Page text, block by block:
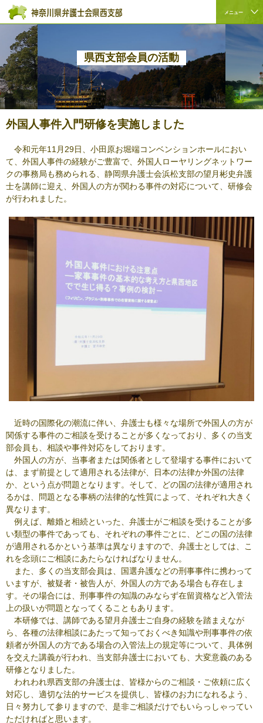
先
頭
で
す。
ャ
ン
プ
す
る。
サ
イ
ト
内
共
通
メ
ー
で
す。
共
通
メ
ニ
ュ
ー
を
飛
ば
す。
メニュー
ト
内
共
通
メ
ュ
こ
ま
で。
か
ら
本
文
で
県西支部会員の活動
外国人事件入門研修を実施しました
令和元年11月29日、小田原お堀端コンベンションホールにおい
て、外国人事件の経験がご豊富で、外国人ローヤリングネットワー
クの事務局も務められる、静岡県弁護士会浜松支部の望月彬史弁護
士を講師に迎え、外国人の方が関わる事件の対応について、研修会
が行われました。
近時の国際化の潮流に伴い、弁護士も様々な場所で外国人の方が
関係する事件のご相談を受けることが多くなっており、多くの当支
部会員も、相談や事件対応をしております。
外国人の方が、当事者または関係者として登場する事件において
は、まず前提として適用される法律が、日本の法律か外国の法律
か、という点が問題となります。そして、どの国の法律が適用され
るかは、問題となる事柄の法律的な性質によって、それぞれ大きく
異なります。
例えば、離婚と相続といった、弁護士がご相談を受けることが多
い類型の事件であっても、それぞれの事件ごとに、どこの国の法律
が適用されるかという基準は異なりますので、弁護士としては、こ
れを念頭にご相談にあたらなければなりません。
また、多くの当支部会員は、国選弁護などの刑事事件に携わって
いますが、被疑者・被告人が、外国人の方である場合も存在しま
す。その場合には、刑事事件の知識のみならず在留資格など入管法
上の扱いが問題となってくることもあります。
本研修では、講師である望月弁護士ご自身の経験を踏まえなが
ら、各種の法律相談にあたって知っておくべき知識や刑事事件の依
頼者が外国人の方である場合の入管法上の規定等について、具体例
を交えた講義が行われ、当支部弁護士においても、大変意義のある
研修となりました。
われわれ県西支部の弁護士は、皆様からのご相談・ご依頼に広く
対応し、適切な法的サービスを提供し、皆様のお力になれるよう、
日々努力して参りますので、是非ご相談だけでもいらっしゃってい
ただければと思います。